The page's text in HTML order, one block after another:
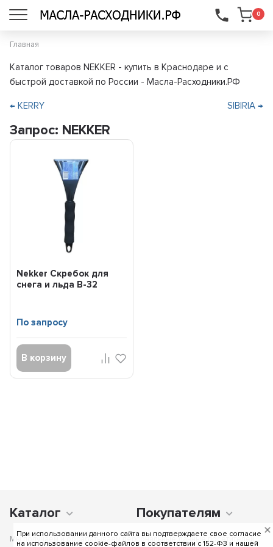
При использовании данного сайта вы подтверждаете свое согласие
на использование cookie-файлов в соответствии c 152-ФЗ и нашей
0
...
Главная
Каталог товаров NEKKER - купить в Краснодаре и с
быстрой доставкой по России - Масла-Расходники.РФ
SIBIRIA →
← KERRY
Запрос: NEKKER
Nekker Скребок для
снега и льда В-32
По запросу
В корзину
Каталог Покупателям
Мы получаем и обрабатываем персональные данные посетителей